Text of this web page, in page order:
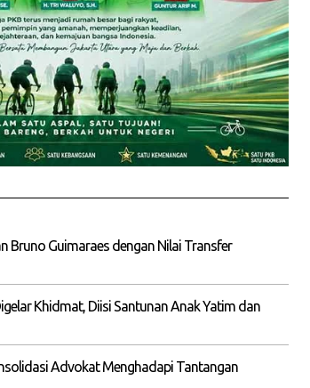
Bruno Guimaraes dengan Nilai Transfer
Khidmat, Diisi Santunan Anak Yatim dan
Advokat Menghadapi Tantangan